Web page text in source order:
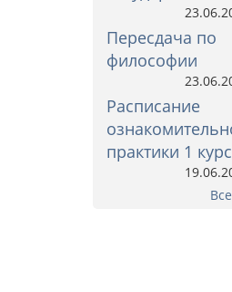
Пересдача по
философии
Расписание
практики 1